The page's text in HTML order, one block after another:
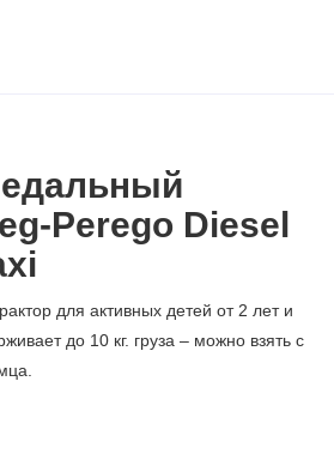
Perego Diesel
для активных детей от 2 лет и
до 10 кг. груза – можно взять с